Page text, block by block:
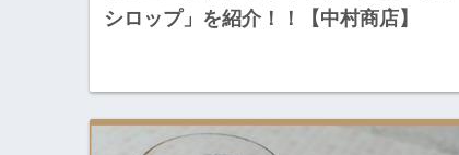
シロップ」を紹介！！【中村商店】